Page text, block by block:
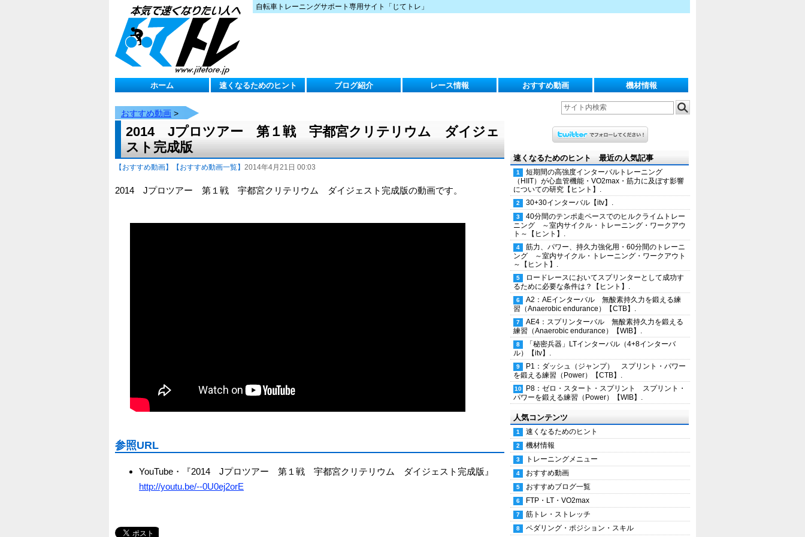
自転車トレーニングサポート専用サイト「じてトレ」
ホーム 速くなるためのヒント ブログ紹介 レース情報 おすすめ動画 機材情報
おすすめ動画 >
2014 Jプロツアー 第１戦 宇都宮クリテリウム ダイジェ
スト完成版
【おすすめ動画】 【おすすめ動画一覧】 2014年4月21日 00:03
2014 Jプロツアー 第１戦 宇都宮クリテリウム ダイジェスト完成版の動画です。
参照URL
YouTube・『2014 Jプロツアー 第１戦 宇都宮クリテリウム ダイジェスト完成版』
http://youtu.be/--0U0ej2orE
速くなるためのヒント 最近の人気記事
短期間の高強度インターバルトレーニング
（HIIT）が心血管機能・VO2max・筋力に及ぼす影響
についての研究【ヒント】.
30+30インターバル【itv】.
40分間のテンポ走ペースでのヒルクライムトレー
ニング ～室内サイクル・トレーニング・ワークアウ
ト～【ヒント】.
筋力、パワー、持久力強化用・60分間のトレーニ
ング ～室内サイクル・トレーニング・ワークアウト
～【ヒント】.
ロードレースにおいてスプリンターとして成功す
るために必要な条件は？【ヒント】.
A2：AEインターバル 無酸素持久力を鍛える練
習（Anaerobic endurance）【CTB】.
AE4：スプリンターバル 無酸素持久力を鍛える
練習（Anaerobic endurance）【WIB】.
「秘密兵器」LTインターバル（4+8インターバ
ル）【itv】.
P1：ダッシュ（ジャンプ） スプリント・パワー
を鍛える練習（Power）【CTB】.
P8：ゼロ・スタート・スプリント スプリント・
パワーを鍛える練習（Power）【WIB】.
人気コンテンツ
速くなるためのヒント
機材情報
トレーニングメニュー
おすすめ動画
おすすめブログ一覧
FTP・LT・VO2max
筋トレ・ストレッチ
ペダリング・ポジション・スキル